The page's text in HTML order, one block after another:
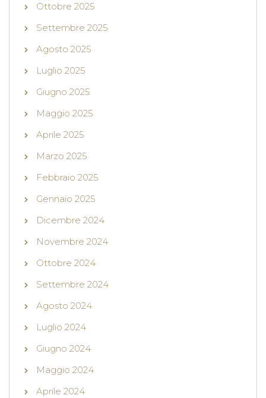
Ottobre 2025
Settembre 2025
Agosto 2025
Luglio 2025
Giugno 2025
Maggio 2025
Aprile 2025
Marzo 2025
Febbraio 2025
Gennaio 2025
Dicembre 2024
Novembre 2024
Ottobre 2024
Settembre 2024
Agosto 2024
Luglio 2024
Giugno 2024
Maggio 2024
Aprile 2024